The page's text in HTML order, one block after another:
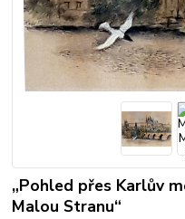
„Pohled přes Karlův
Malou Stranu“